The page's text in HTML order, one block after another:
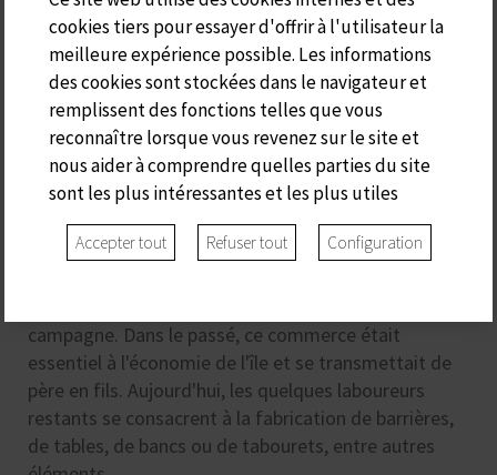
S'ARADER
Ca s'Arader doit son nom aux artisans menuisiers de
campagne. Dans le passé, ce commerce était
essentiel à l'économie de l'île et se transmettait de
père en fils. Aujourd'hui, les quelques laboureurs
restants se consacrent à la fabrication de barrières,
de tables, de bancs ou de tabourets, entre autres
cookies tiers pour essayer d'offrir à l'utilisateur la
meilleure expérience possible. Les informations
des cookies sont stockées dans le navigateur et
remplissent des fonctions telles que vous
reconnaître lorsque vous revenez sur le site et
nous aider à comprendre quelles parties du site
sont les plus intéressantes et les plus utiles
Accepter tout Refuser tout Configuration